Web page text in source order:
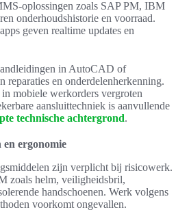
oplossingen zoals SAP PM, IBM
onderhoudshistorie en voorraad.
geven realtime updates en
in AutoCAD of
reparaties en onderdelenherkenning.
mobiele werkorders vergroten
aansluittechniek is aanvullende
technische achtergrond.
en ergonomie
zijn verplicht bij risicowerk.
zoals helm, veiligheidsbril,
handschoenen. Werk volgens
voorkomt ongevallen.